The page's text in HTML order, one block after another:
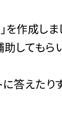
作成しま
してもら
答えたり